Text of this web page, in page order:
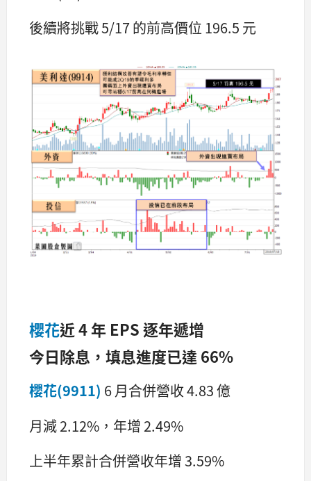
後續將挑戰 5/17 的前高價位 196.5 元
櫻花近 4 年 EPS 逐年遞增
今日除息，填息進度已達 66%
櫻花(9911) 6 月合併營收 4.83 億
月減 2.12%，年增 2.49%
上半年累計合併營收年增 3.59%